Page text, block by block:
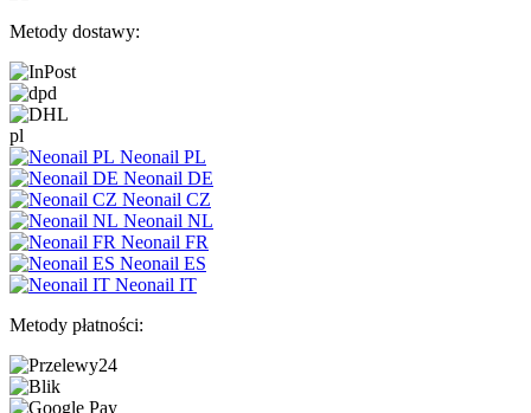
Metody dostawy:
pl
Neonail PL
Neonail DE
Neonail CZ
Neonail NL
Neonail FR
Neonail ES
Neonail IT
Metody płatności: